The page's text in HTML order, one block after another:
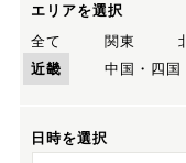
エリアを選択
全て
関東
近畿
中国・四国
日時を選択